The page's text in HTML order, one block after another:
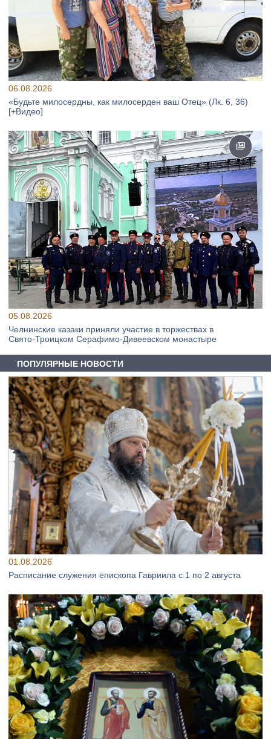
06.08.2026
«Будьте милосердны, как милосерден ваш Отец» (Лк. 6, 36)
[+Видео]
05.08.2026
Челнинские казаки приняли участие в торжествах в
Свято‑Троицком Серафимо‑Дивеевском монастыре
ПОПУЛЯРНЫЕ НОВОСТИ
01.08.2026
Расписание служения епископа Гавриила с 1 по 2 августа